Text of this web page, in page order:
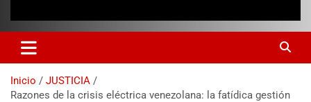
Inicio
JUSTICIA
Razones de la crisis eléctrica venezolana: la fatídica gestión